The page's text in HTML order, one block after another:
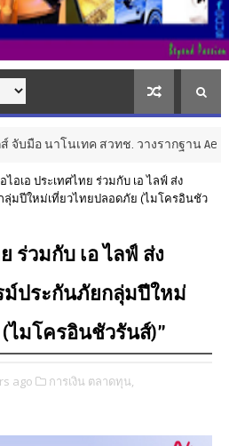
อ นาโนเทค สวทช. วางรากฐาน
อไอเอ ประเทศไทย ร่วมกับ เอ ไลฟ์ ส่ง
มปีใหม่เที่ยวไทยปลอดภัย (ไมโครอินชัว
ร่วมกับ เอ ไลฟ์ ส่ง
ม์ประกันภัยกลุ่มปีใหม่
ไมโครอินชัวรันส์)”
ago การเงิน ตลาดทุน,